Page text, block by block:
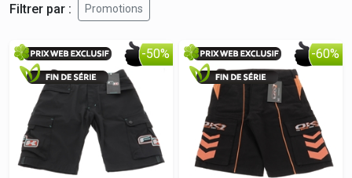
Filtrer par : Promotions
-50% -60%